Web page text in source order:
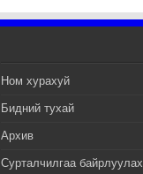
Ном хурахуй
Бидний тухай
Архив
Сурталчилгаа байрлуулах